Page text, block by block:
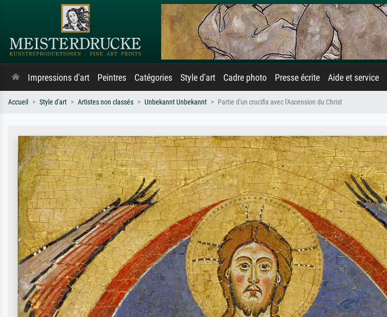
Impressions d'art Peintres Catégories Style d'art Cadre photo Presse écrite Aide et service
Accueil Style d'art Artistes non classés Unbekannt Unbekannt Partie d'un crucifix avec l'Ascension du Christ